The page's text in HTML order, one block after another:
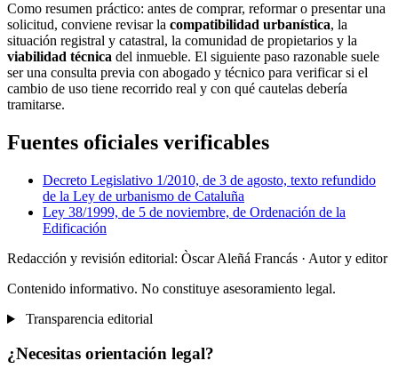
Como resumen práctico: antes de comprar, reformar o presentar una
solicitud, conviene revisar la compatibilidad urbanística, la
situación registral y catastral, la comunidad de propietarios y la
viabilidad técnica del inmueble. El siguiente paso razonable suele
ser una consulta previa con abogado y técnico para verificar si el
cambio de uso tiene recorrido real y con qué cautelas debería
tramitarse.
Fuentes oficiales verificables
Decreto Legislativo 1/2010, de 3 de agosto, texto refundido
de la Ley de urbanismo de Cataluña
Ley 38/1999, de 5 de noviembre, de Ordenación de la
Edificación
Redacción y revisión editorial: Òscar Aleñá Francás · Autor y editor
Contenido informativo. No constituye asesoramiento legal.
Transparencia editorial
¿Necesitas orientación legal?